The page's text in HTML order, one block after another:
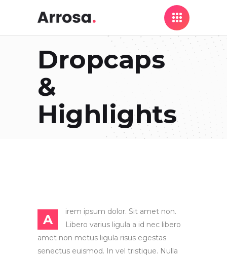
Dropcaps
&
Highlights
A
irem ipsum dolor. Sit amet non.
Libero varius ligula a id nec libero
amet non metus ligula risus egestas
senectus euismod. In vel tristique. Nulla